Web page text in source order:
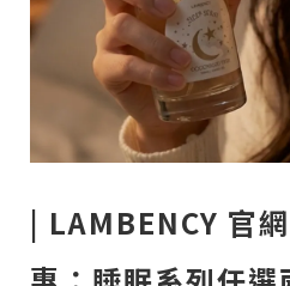
| LAMBENCY 官